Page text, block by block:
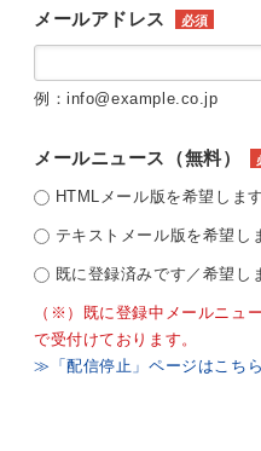
メールアドレス 必須
例：info@example.co.jp
メールニュース（無料）
HTMLメール版を希望します
テキストメール版を希望し
既に登録済みです／希望し
（※）既に登録中メールニュ
で受付けております。
≫「配信停止」ページはこちら